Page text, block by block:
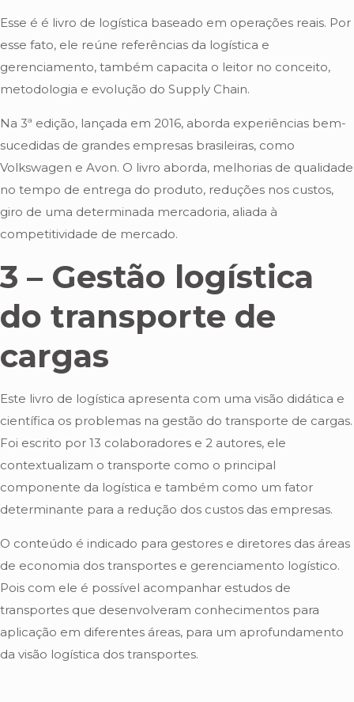
Esse é é livro de logística baseado em operações reais. Por
esse fato, ele reúne referências da logística e
gerenciamento, também capacita o leitor no conceito,
metodologia e evolução do Supply Chain.
Na 3ª edição, lançada em 2016, aborda experiências bem-
sucedidas de grandes empresas brasileiras, como
Volkswagen e Avon. O livro aborda, melhorias de qualidade
no tempo de entrega do produto, reduções nos custos,
giro de uma determinada mercadoria, aliada à
competitividade de mercado.
3 – Gestão logística
do transporte de
cargas
Este livro de logística apresenta com uma visão didática e
científica os problemas na gestão do transporte de cargas.
Foi escrito por 13 colaboradores e 2 autores, ele
contextualizam o transporte como o principal
componente da logística e também como um fator
determinante para a redução dos custos das empresas.
O conteúdo é indicado para gestores e diretores das áreas
de economia dos transportes e gerenciamento logístico.
Pois com ele é possível acompanhar estudos de
transportes que desenvolveram conhecimentos para
aplicação em diferentes áreas, para um aprofundamento
da visão logística dos transportes.